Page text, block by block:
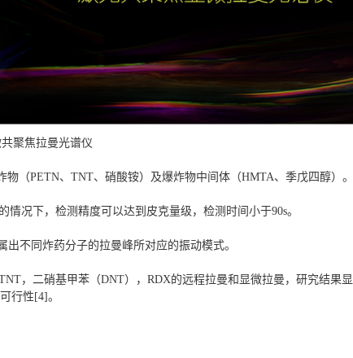
共聚焦拉曼光谱仪
（PETN、TNT、硝酸铵）及爆炸物中间体（HMTA、季戊四醇）。
况下，检测精度可以达到皮克量级，检测时间小于90s。
不同炸药分子的拉曼峰所对应的振动模式。
，二硝基甲苯（DNT），RDX的远程拉曼和显微拉曼，研究结果显
行性[4]。